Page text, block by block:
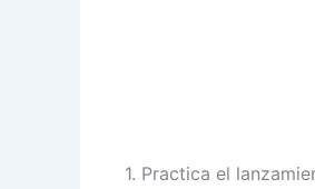
1. Practica el